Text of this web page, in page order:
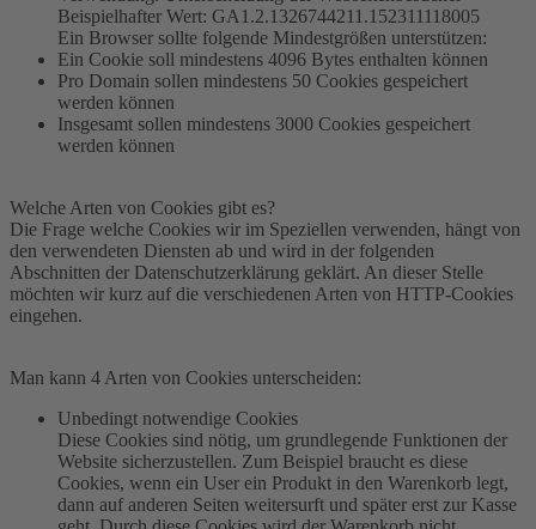
Beispielhafter Wert: GA1.2.1326744211.152311118005
Ein Browser sollte folgende Mindestgrößen unterstützen:
Ein Cookie soll mindestens 4096 Bytes enthalten können
Pro Domain sollen mindestens 50 Cookies gespeichert
werden können
Insgesamt sollen mindestens 3000 Cookies gespeichert
werden können
Welche Arten von Cookies gibt es?
Die Frage welche Cookies wir im Speziellen verwenden, hängt von
den verwendeten Diensten ab und wird in der folgenden
Abschnitten der Datenschutzerklärung geklärt. An dieser Stelle
möchten wir kurz auf die verschiedenen Arten von HTTP-Cookies
eingehen.
Man kann 4 Arten von Cookies unterscheiden:
Unbedingt notwendige Cookies
Diese Cookies sind nötig, um grundlegende Funktionen der
Website sicherzustellen. Zum Beispiel braucht es diese
Cookies, wenn ein User ein Produkt in den Warenkorb legt,
dann auf anderen Seiten weitersurft und später erst zur Kasse